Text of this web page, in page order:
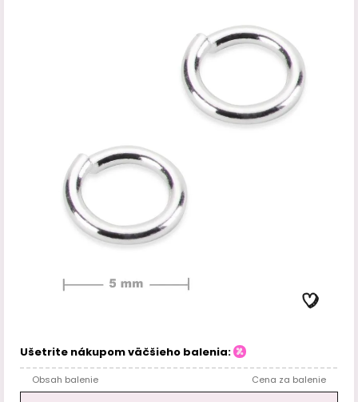
Ušetrite nákupom väčšieho balenia:
Obsah balenie Cena za balenie